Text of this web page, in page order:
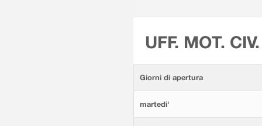
UFF. MOT.
Giorni di apertura
martedi'